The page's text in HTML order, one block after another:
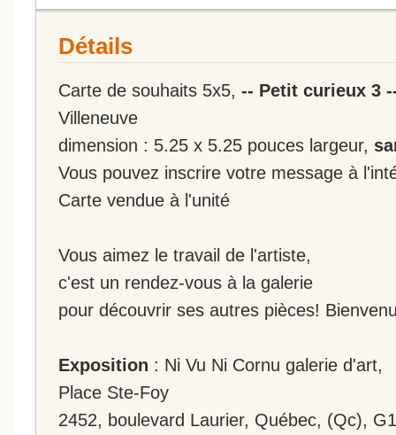
Détails
Carte de souhaits 5x5, -- Petit curieux 3
Villeneuve
dimension : 5.25 x 5.25 pouces largeur,
Vous pouvez inscrire votre message à
Carte vendue à l'unité
Vous aimez le travail de l'artiste,
c'est un rendez-vous à la galerie
pour découvrir ses autres pièces!
Exposition : Ni Vu Ni Cornu galerie d'art,
Place Ste-Foy
2452, boulevard Laurier, Québec, (Qc),